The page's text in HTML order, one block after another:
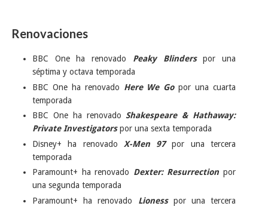
Renovaciones
BBC One ha renovado Peaky Blinderspor una
séptima y octava temporada
BBC One ha renovado Here We Gopor una cuarta
temporada
BBC One ha renovado Shakespeare & Hathaway:
Private Investigatorspor una sexta temporada
Disney+ ha renovado X-Men 97por una tercera
temporada
Paramount+ ha renovado Dexter: Resurrection por
una segunda temporada
Paramount+ ha renovado Lionesspor una tercera